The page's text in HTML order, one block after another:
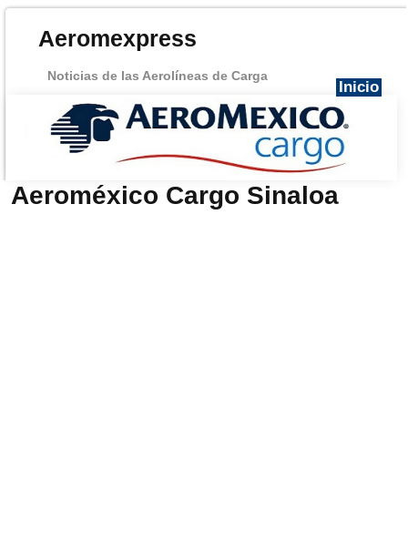
Aeromexpress
Noticias de las Aerolíneas de Carga
Inicio
Aeroméxico Cargo Sinaloa